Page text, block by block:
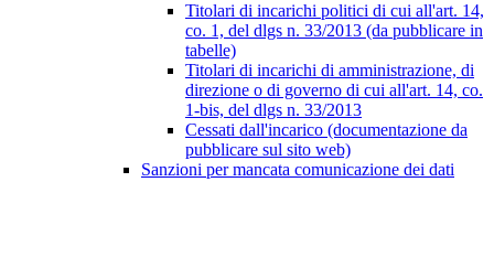
Titolari di incarichi politici di cui all'art. 14,
co. 1, del dlgs n. 33/2013 (da pubblicare in
tabelle)
Titolari di incarichi di amministrazione, di
direzione o di governo di cui all'art. 14, co.
1-bis, del dlgs n. 33/2013
Cessati dall'incarico (documentazione da
pubblicare sul sito web)
Sanzioni per mancata comunicazione dei dati